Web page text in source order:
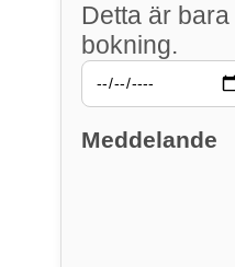
Detta är
bokning.
Meddelande